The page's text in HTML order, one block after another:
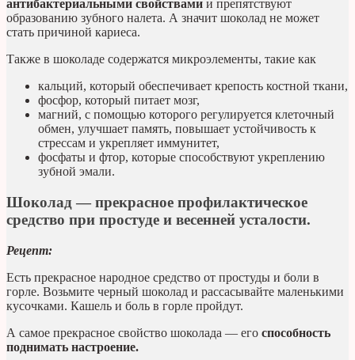
антибактериальными свойствами и препятствуют
образованию зубного налета. А значит шоколад не может
стать причиной кариеса.
Также в шоколаде содержатся микроэлементы, такие как
кальций, который обеспечивает крепость костной ткани,
фосфор, который питает мозг,
магний, с помощью которого регулируется клеточный
обмен, улучшает память, повышает устойчивость к
стрессам и укрепляет иммунитет,
фосфаты и фтор, которые способствуют укреплению
зубной эмали.
Шоколад — прекрасное профилактическое
средство при простуде и весенней усталости.
Рецепт:
Есть прекрасное народное средство от простуды и боли в
горле. Возьмите черный шоколад и рассасывайте маленькими
кусочками. Кашель и боль в горле пройдут.
А самое прекрасное свойство шоколада — его способность
поднимать настроение.